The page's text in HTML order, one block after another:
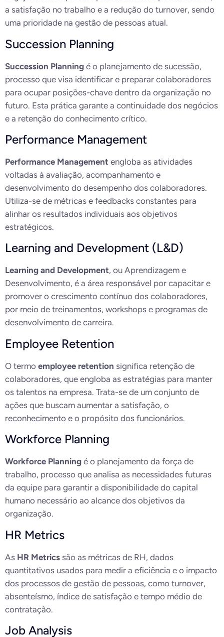
a satisfação no trabalho e a redução do turnover, sendo
uma prioridade na gestão de pessoas atual.
Succession Planning
Succession Planning é o planejamento de sucessão,
processo que visa identificar e preparar colaboradores
para ocupar posições-chave dentro da organização no
futuro. Esta prática garante a continuidade dos negócios
e a retenção do conhecimento crítico.
Performance Management
Performance Management engloba as atividades
voltadas à avaliação, acompanhamento e
desenvolvimento do desempenho dos colaboradores.
Utiliza-se de métricas e feedbacks constantes para
alinhar os resultados individuais aos objetivos
estratégicos.
Learning and Development (L&D)
Learning and Development, ou Aprendizagem e
Desenvolvimento, é a área responsável por capacitar e
promover o crescimento contínuo dos colaboradores,
por meio de treinamentos, workshops e programas de
desenvolvimento de carreira.
Employee Retention
O termo employee retention significa retenção de
colaboradores, que engloba as estratégias para manter
os talentos na empresa. Trata-se de um conjunto de
ações que buscam aumentar a satisfação, o
reconhecimento e o propósito dos funcionários.
Workforce Planning
Workforce Planning é o planejamento da força de
trabalho, processo que analisa as necessidades futuras
da equipe para garantir a disponibilidade do capital
humano necessário ao alcance dos objetivos da
organização.
HR Metrics
As HR Metrics são as métricas de RH, dados
quantitativos usados para medir a eficiência e o impacto
dos processos de gestão de pessoas, como turnover,
absenteísmo, índice de satisfação e tempo médio de
contratação.
Job Analysis